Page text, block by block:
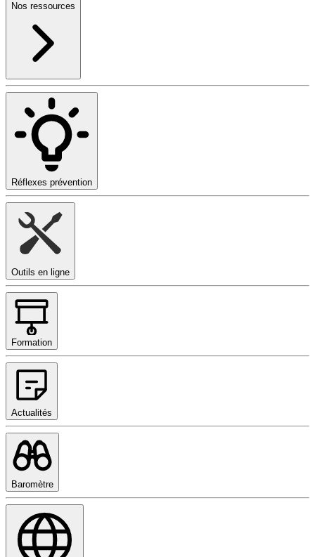
Nos ressources
Réflexes prévention
Outils en ligne
Formation
Actualités
Baromètre